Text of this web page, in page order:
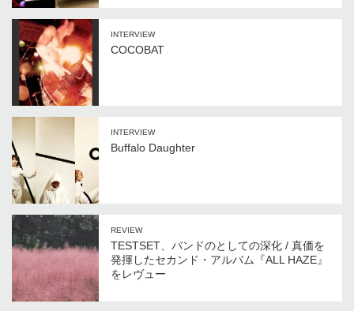
INTERVIEW
COCOBAT
INTERVIEW
Buffalo Daughter
REVIEW
TESTSET、バンドのとしての深化 / 真価を
発揮したセカンド・アルバム『ALL HAZE』
をレヴュー